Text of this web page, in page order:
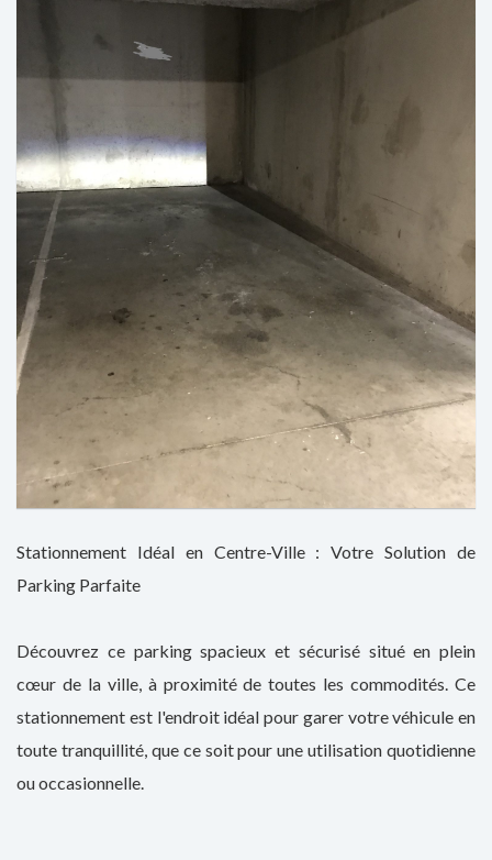
Stationnement Idéal en Centre-Ville : Votre Solution de
Parking Parfaite
Découvrez ce parking spacieux et sécurisé situé en plein
cœur de la ville, à proximité de toutes les commodités. Ce
stationnement est l'endroit idéal pour garer votre véhicule en
toute tranquillité, que ce soit pour une utilisation quotidienne
ou occasionnelle.